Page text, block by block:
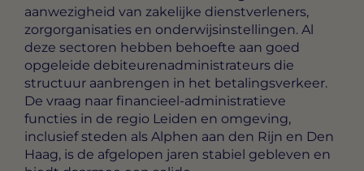
aanwezigheid van zakelijke dienstverleners,
zorgorganisaties en onderwijsinstellingen. Al
deze sectoren hebben behoefte aan goed
opgeleide debiteurenadministrateurs die
structuur aanbrengen in het betalingsverkeer.
De vraag naar financieel-administratieve
functies in de regio Leiden en omgeving,
inclusief steden als Alphen aan den Rijn en Den
Haag, is de afgelopen jaren stabiel gebleven en